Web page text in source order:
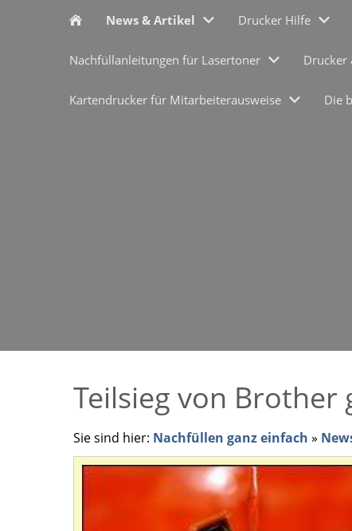
News & Artikel Drucker Hilfe
Nachfüllanleitungen für Lasertoner Drucker
Kartendrucker für Mitarbeiterausweise Die
Teilsieg von Brother
Sie sind hier: Nachfüllen ganz einfach »